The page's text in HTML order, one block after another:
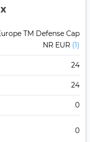
TM Defense Cap
NR EUR (1)
24
24
0
0